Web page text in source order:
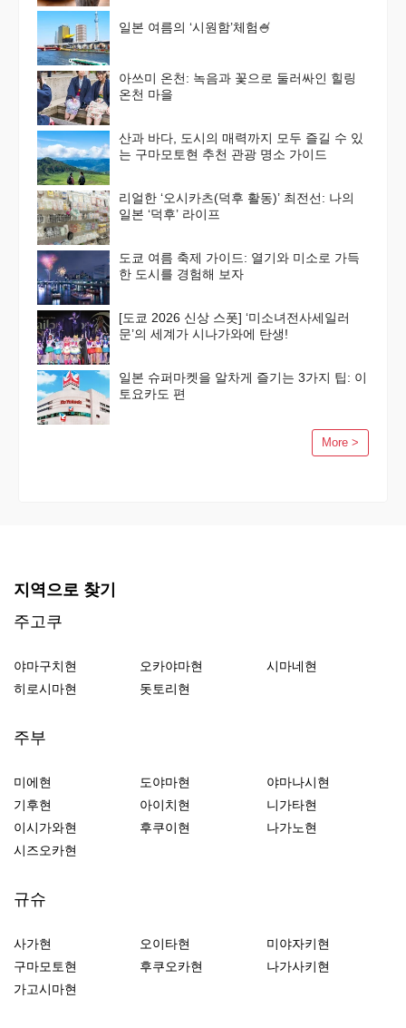
일본 여름의 ‘시원함’체험🍧
아쓰미 온천: 녹음과 꽃으로 둘러싸인 힐링
온천 마을
산과 바다, 도시의 매력까지 모두 즐길 수 있
는 구마모토현 추천 관광 명소 가이드
리얼한 ‘오시카츠(덕후 활동)’ 최전선: 나의
일본 ‘덕후’ 라이프
도쿄 여름 축제 가이드: 열기와 미소로 가득
한 도시를 경험해 보자
[도쿄 2026 신상 스폿] ‘미소녀전사세일러
문’의 세계가 시나가와에 탄생!
일본 슈퍼마켓을 알차게 즐기는 3가지 팁: 이
토요카도 편
More >
지역으로 찾기
주고쿠
야마구치현 오카야마현
시마네현
히로시마현
돗토리현
주부
미에현 도야마현
야마나시현
기후현
아이치현
니가타현
이시가와현
후쿠이현
나가노현
시즈오카현
규슈
사가현 오이타현
미야자키현
구마모토현
후쿠오카현
나가사키현
가고시마현